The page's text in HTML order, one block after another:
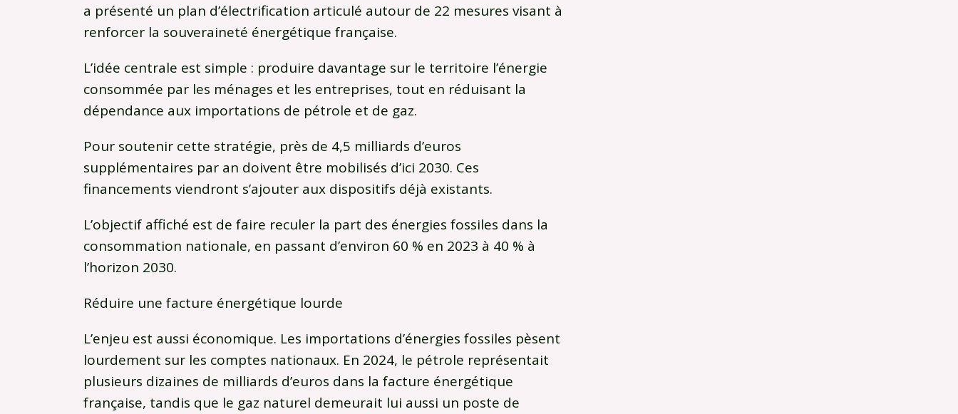
a présenté un plan d’électrification articulé autour de 22 mesures visant à
renforcer la souveraineté énergétique française.
L’idée centrale est simple : produire davantage sur le territoire l’énergie
consommée par les ménages et les entreprises, tout en réduisant la
dépendance aux importations de pétrole et de gaz.
Pour soutenir cette stratégie, près de 4,5 milliards d’euros
supplémentaires par an doivent être mobilisés d’ici 2030. Ces
financements viendront s’ajouter aux dispositifs déjà existants.
L’objectif affiché est de faire reculer la part des énergies fossiles dans la
consommation nationale, en passant d’environ 60 % en 2023 à 40 % à
l’horizon 2030.
Réduire une facture énergétique lourde
L’enjeu est aussi économique. Les importations d’énergies fossiles pèsent
lourdement sur les comptes nationaux. En 2024, le pétrole représentait
plusieurs dizaines de milliards d’euros dans la facture énergétique
française, tandis que le gaz naturel demeurait lui aussi un poste de